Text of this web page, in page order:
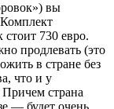
вы
стоит 730 евро.
продлевать (это
в стране без
что и у
Причем страна